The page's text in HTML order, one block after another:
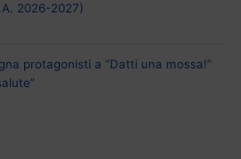
2026-2027)
protagonisti a “Datti una mossa!”